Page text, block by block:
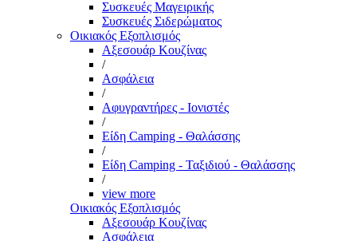
Συσκευές Μαγειρικής
Συσκευές Σιδερώματος
Οικιακός Εξοπλισμός
Αξεσουάρ Κουζίνας
/
Ασφάλεια
/
Αφυγραντήρες - Ιονιστές
/
Είδη Camping - Θαλάσσης
/
Είδη Camping - Ταξιδιού - Θαλάσσης
/
view more
Οικιακός Εξοπλισμός
Αξεσουάρ Κουζίνας
Ασφάλεια